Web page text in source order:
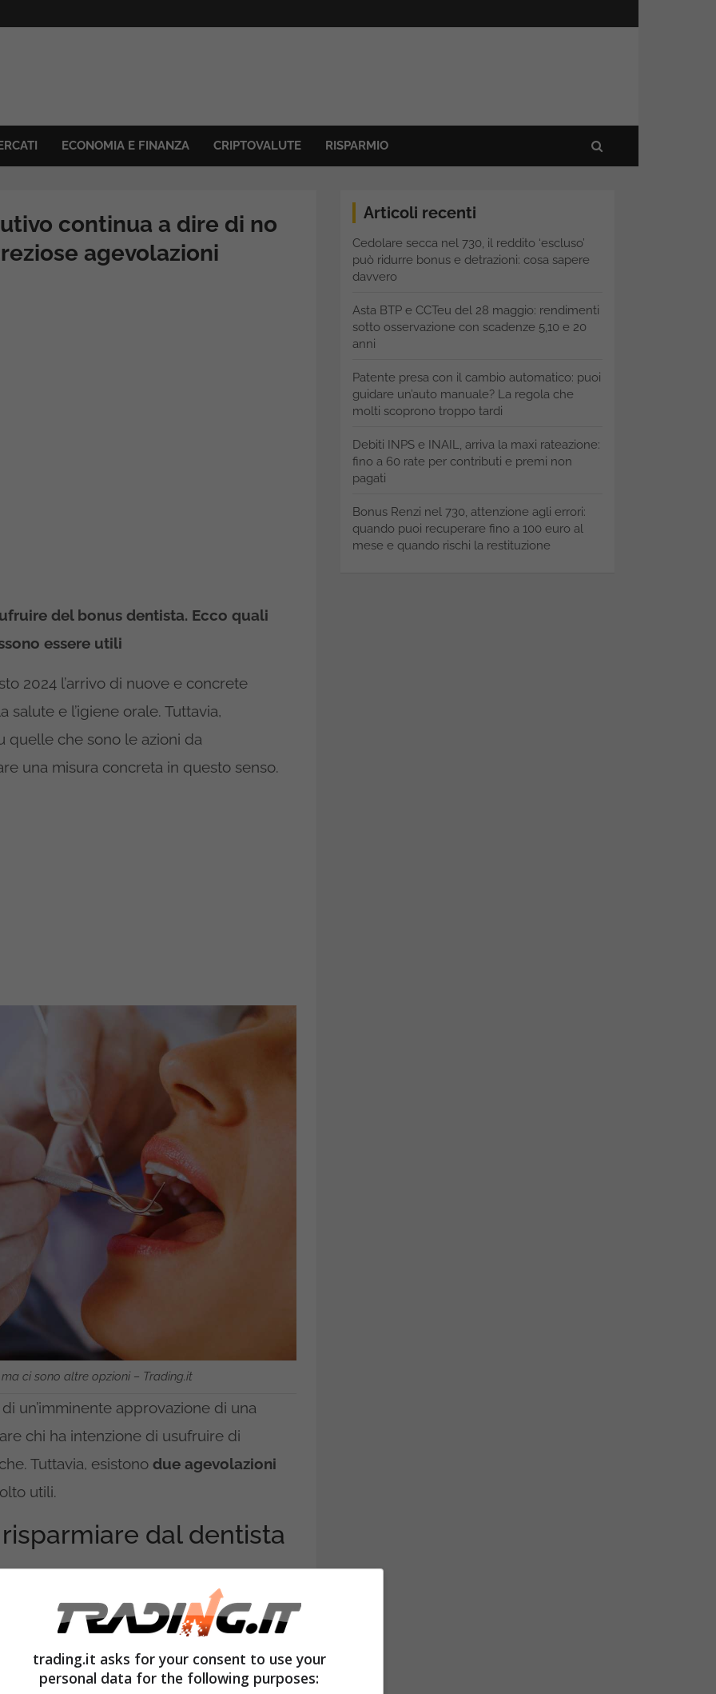
ECONOMIA E FINANZA CRIPTOVALUTE RISPARMIO
continua a dire di no
agevolazioni
del bonus dentista. Ecco quali
essere utili
2024 l’arrivo di nuove e concrete
e l’igiene orale. Tuttavia,
quelle che sono le azioni da
una misura concreta in questo senso.
ci sono altre opzioni – Trading.it
un’imminente approvazione di una
chi ha intenzione di usufruire di
Tuttavia, esistono due agevolazioni
utili.
dal dentista
Articoli recenti
Cedolare secca nel 730, il reddito ‘escluso’
può ridurre bonus e detrazioni: cosa sapere
davvero
Asta BTP e CCTeu del 28 maggio: rendimenti
sotto osservazione con scadenze 5,10 e 20
anni
Patente presa con il cambio automatico: puoi
guidare un’auto manuale? La regola che
molti scoprono troppo tardi
Debiti INPS e INAIL, arriva la maxi rateazione:
fino a 60 rate per contributi e premi non
pagati
Bonus Renzi nel 730, attenzione agli errori:
quando puoi recuperare fino a 100 euro al
mese e quando rischi la restituzione
trading.it asks for your consent to use your
personal data for the following purposes: